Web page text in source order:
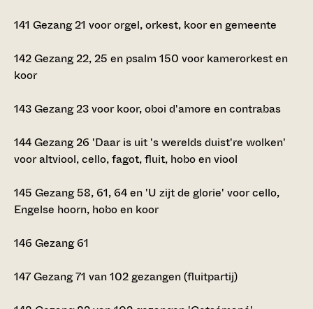
141 Gezang 21 voor orgel, orkest, koor en gemeente
142Gezang 22, 25 en psalm 150 voor kamerorkest en
koor
143Gezang 23 voor koor, oboi d'amore en contrabas
144Gezang 26 'Daar is uit 's werelds duist're wolken'
voor altviool, cello, fagot, fluit, hobo en viool
145 Gezang 58, 61, 64 en 'U zijt de glorie' voor cello,
Engelse hoorn, hobo en koor
146 Gezang 61
147Gezang 71 van 102 gezangen (fluitpartij)